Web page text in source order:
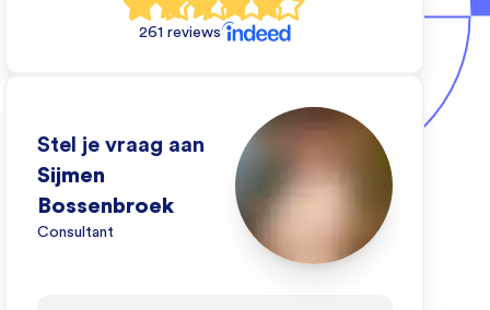
261 reviews
Stel je vraag aan
Sijmen
Bossenbroek
Consultant